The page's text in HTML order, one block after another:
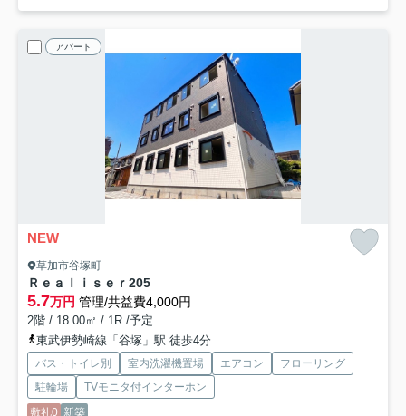
アパート
NEW
草加市谷塚町
Ｒｅａｌｉｓｅｒ 205
5.7万円 管理/共益費4,000円
2階 / 18.00㎡ / 1R /予定
東武伊勢崎線「谷塚」駅 徒歩4分
バス・トイレ別 室内洗濯機置場 エアコン
フローリング
駐輪場
TVモニタ付インターホン
敷礼0 新築